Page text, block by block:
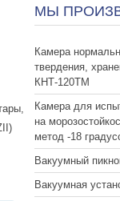
МЫ
Камера
твердения,
КНТ-120ТМ
Камера для
на
метод -18
Вакуумный
Вакуумная